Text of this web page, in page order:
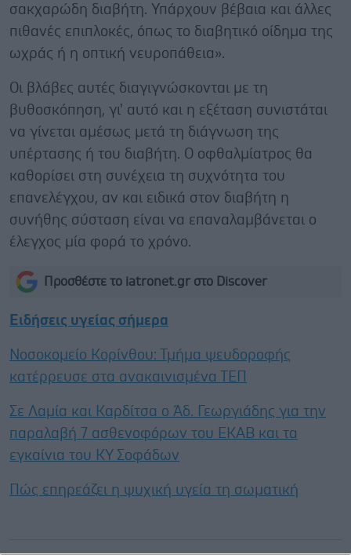
σακχαρώδη διαβήτη. Υπάρχουν βέβαια και άλλες
πιθανές επιπλοκές, όπως το διαβητικό οίδημα της
ωχράς ή η οπτική νευροπάθεια».
Οι βλάβες αυτές διαγιγνώσκονται με τη
βυθοσκόπηση, γι' αυτό και η εξέταση συνιστάται
να γίνεται αμέσως μετά τη διάγνωση της
υπέρτασης ή του διαβήτη. Ο οφθαλμίατρος θα
καθορίσει στη συνέχεια τη συχνότητα του
επανελέγχου, αν και ειδικά στον διαβήτη η
συνήθης σύσταση είναι να επαναλαμβάνεται ο
έλεγχος μία φορά το χρόνο.
Προσθέστε το iatronet.gr στο Discover
Ειδήσεις υγείας σήμερα
Νοσοκομείο Κορίνθου: Τμήμα ψευδοροφής
κατέρρευσε στα ανακαινισμένα ΤΕΠ
Σε Λαμία και Καρδίτσα ο Άδ. Γεωργιάδης για την
παραλαβή 7 ασθενοφόρων του ΕΚΑΒ και τα
εγκαίνια του ΚΥ Σοφάδων
Πώς επηρεάζει η ψυχική υγεία τη σωματική